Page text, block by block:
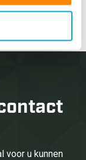
voor u kunnen